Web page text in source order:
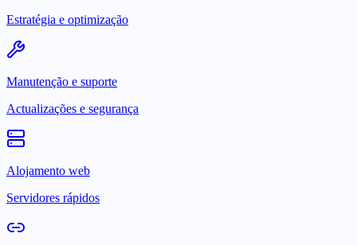
Estratégia e optimização
Manutenção e suporte
Actualizações e segurança
Alojamento web
Servidores rápidos